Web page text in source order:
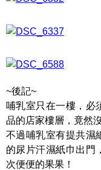
~後記~
哺乳室只在一樓，必
品的店家樓層，竟然
不過哺乳室有提共濕
的尿片汗濕紙巾出門
次便便的果果！